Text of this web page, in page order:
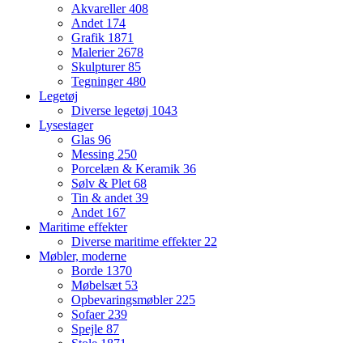
Akvareller408
Andet 174
Grafik 1871
Malerier 2678
Skulpturer85
Tegninger480
Legetøj
Diverse legetøj 1043
Lysestager
Glas 96
Messing 250
Porcelæn & Keramik 36
Sølv & Plet 68
Tin & andet 39
Andet 167
Maritime effekter
Diverse maritime effekter 22
Møbler, moderne
Borde 1370
Møbelsæt 53
Opbevaringsmøbler 225
Sofaer 239
Spejle 87